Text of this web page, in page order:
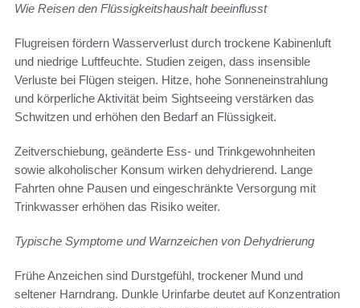
Wie Reisen den Flüssigkeitshaushalt beeinflusst
Flugreisen fördern Wasserverlust durch trockene Kabinenluft
und niedrige Luftfeuchte. Studien zeigen, dass insensible
Verluste bei Flügen steigen. Hitze, hohe Sonneneinstrahlung
und körperliche Aktivität beim Sightseeing verstärken das
Schwitzen und erhöhen den Bedarf an Flüssigkeit.
Zeitverschiebung, geänderte Ess- und Trinkgewohnheiten
sowie alkoholischer Konsum wirken dehydrierend. Lange
Fahrten ohne Pausen und eingeschränkte Versorgung mit
Trinkwasser erhöhen das Risiko weiter.
Typische Symptome und Warnzeichen von Dehydrierung
Frühe Anzeichen sind Durstgefühl, trockener Mund und
seltener Harndrang. Dunkle Urinfarbe deutet auf Konzentration